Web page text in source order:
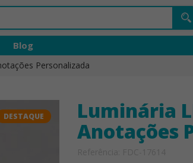
Blog
Personalizada
DESTAQUE
Luminária
Anotações